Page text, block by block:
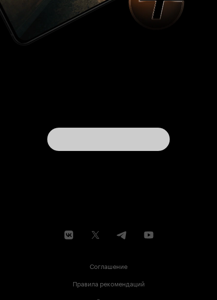
Соглашение
Правила рекомендаций